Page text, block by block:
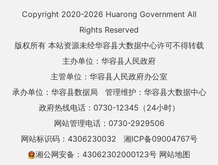
Copyright 2020-2026 Huarong Government All
Rights Reserved
版权所有 本站资源未经华容县大数据中心许可不得转载
主办单位：华容县人民政府
主管单位：华容县人民政府办公室
承办单位：华容县数据局
管理维护：华容县大数据中心
政府热线电话：0730-12345（24小时）
网站管理电话：0730-2929506
网站标识码：4306230032
湘ICP备09004767号
湘公网安备：43062302000123号 网站地图